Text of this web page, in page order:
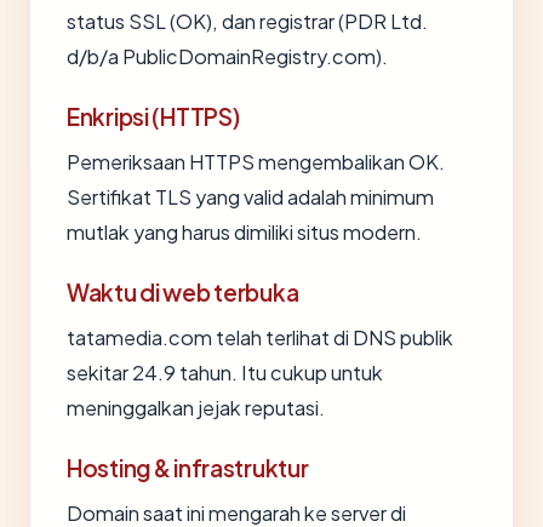
status SSL (OK), dan registrar (PDR Ltd.
d/b/a PublicDomainRegistry.com).
Enkripsi (HTTPS)
Pemeriksaan HTTPS mengembalikan OK.
Sertifikat TLS yang valid adalah minimum
mutlak yang harus dimiliki situs modern.
Waktu di web terbuka
tatamedia.com telah terlihat di DNS publik
sekitar 24.9 tahun. Itu cukup untuk
meninggalkan jejak reputasi.
Hosting & infrastruktur
Domain saat ini mengarah ke server di